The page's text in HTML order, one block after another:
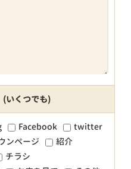
いくつでも)
Facebook
twitter
ンページ
紹介
チラシ